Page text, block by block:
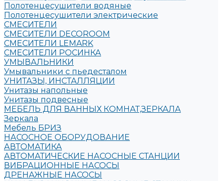
Полотенцесушители водяные
Полотенцесушители электрические
СМЕСИТЕЛИ
СМЕСИТЕЛИ DECOROOM
СМЕСИТЕЛИ LEMARK
СМЕСИТЕЛИ РОСИНКА
УМЫВАЛЬНИКИ
Умывальники с пьедесталом
УНИТАЗЫ, ИНСТАЛЛЯЦИИ
Унитазы напольные
Унитазы подвесные
МЕБЕЛЬ ДЛЯ ВАННЫХ КОМНАТ,ЗЕРКАЛА
Зеркала
Мебель БРИЗ
НАСОСНОЕ ОБОРУДОВАНИЕ
АВТОМАТИКА
АВТОМАТИЧЕСКИЕ НАСОСНЫЕ СТАНЦИИ
ВИБРАЦИОННЫЕ НАСОСЫ
ДРЕНАЖНЫЕ НАСОСЫ